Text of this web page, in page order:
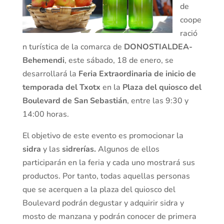
de
coope
ració
n turística de la comarca de DONOSTIALDEA-
Behemendi, este sábado, 18 de enero, se
desarrollará la Feria Extraordinaria de inicio de
temporada del Txotx en la Plaza del quiosco del
Boulevard de San Sebastián, entre las 9:30 y
14:00 horas.
El objetivo de este evento es promocionar la
sidra y las sidrerías. Algunos de ellos
participarán en la feria y cada uno mostrará sus
productos. Por tanto, todas aquellas personas
que se acerquen a la plaza del quiosco del
Boulevard podrán degustar y adquirir sidra y
mosto de manzana y podrán conocer de primera